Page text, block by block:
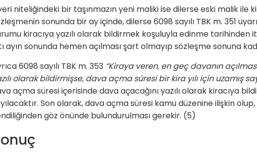
niteliğindeki bir taşınmazın yeni maliki ise dilerse eski malik ile
sonunda bir ay içinde, dilerse 6098 sayılı TBK m. 351
kiracıya yazılı olarak bildirmek koşuluyla edinme tarihinden
ayın sonunda hemen açılması şart olmayıp sözleşme sonuna
6098 sayılı TBK m. 353 “Kiraya veren, en geç davanın
olarak bildirmişse, dava açma süresi bir kira yılı için uzamış
açma süresi içerisinde dava açacağını yazılı olarak kiracıya
Son olarak, dava açma süresi kamu düzenine ilişkin
göz önünde bulundurulması gerekir. (5)